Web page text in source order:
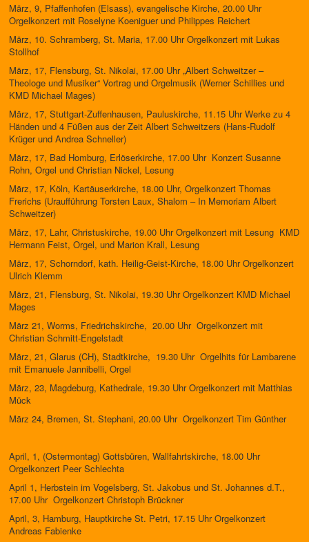
März, 9, Pfaffenhofen (Elsass), evangelische Kirche, 20.00 Uhr
Orgelkonzert mit Roselyne Koeniguer und Philippes Reichert
März, 10. Schramberg, St. Maria, 17.00 Uhr Orgelkonzert mit Lukas
Stollhof
März, 17, Flensburg, St. Nikolai, 17.00 Uhr „Albert Schweitzer –
Theologe und Musiker“ Vortrag und Orgelmusik (Werner Schillies und
KMD Michael Mages)
März, 17, Stuttgart-Zuffenhausen, Pauluskirche, 11.15 Uhr Werke zu 4
Händen und 4 Füßen aus der Zeit Albert Schweitzers (Hans-Rudolf
Krüger und Andrea Schneller)
März, 17, Bad Homburg, Erlöserkirche, 17.00 Uhr Konzert Susanne
Rohn, Orgel und Christian Nickel, Lesung
März, 17, Köln, Kartäuserkirche, 18.00 Uhr, Orgelkonzert Thomas
Frerichs (Uraufführung Torsten Laux, Shalom – In Memoriam Albert
Schweitzer)
März, 17, Lahr, Christuskirche, 19.00 Uhr Orgelkonzert mit Lesung KMD
Hermann Feist, Orgel, und Marion Krall, Lesung
März, 17, Schorndorf, kath. Heilig-Geist-Kirche, 18.00 Uhr Orgelkonzert
Ulrich Klemm
März, 21, Flensburg, St. Nikolai, 19.30 Uhr Orgelkonzert KMD Michael
Mages
März 21, Worms, Friedrichskirche, 20.00 Uhr Orgelkonzert mit
Christian Schmitt-Engelstadt
März, 21, Glarus (CH), Stadtkirche, 19.30 Uhr Orgelhits für Lambarene
mit Emanuele Jannibelli, Orgel
März, 23, Magdeburg, Kathedrale, 19.30 Uhr Orgelkonzert mit Matthias
Mück
März 24, Bremen, St. Stephani, 20.00 Uhr Orgelkonzert Tim Günther
April, 1, (Ostermontag) Gottsbüren, Wallfahrtskirche, 18.00 Uhr
Orgelkonzert Peer Schlechta
April 1, Herbstein im Vogelsberg, St. Jakobus und St. Johannes d.T.,
17.00 Uhr Orgelkonzert Christoph Brückner
April, 3, Hamburg, Hauptkirche St. Petri, 17.15 Uhr Orgelkonzert
Andreas Fabienke